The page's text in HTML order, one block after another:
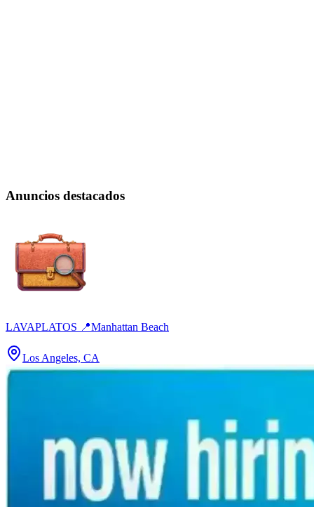
Anuncios destacados
LAVAPLATOS 📍Manhattan Beach
Los Angeles, CA